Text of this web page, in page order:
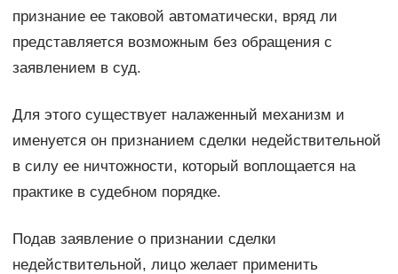
признание ее таковой автоматически, вряд ли
представляется возможным без обращения с
заявлением в суд.
Для этого существует налаженный механизм и
именуется он признанием сделки недействительной
в силу ее ничтожности, который воплощается на
практике в судебном порядке.
Подав заявление о признании сделки
недействительной, лицо желает применить